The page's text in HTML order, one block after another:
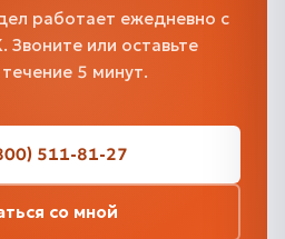
работает ежедневно с
или оставьте
5 минут.
511-81-27
со мной